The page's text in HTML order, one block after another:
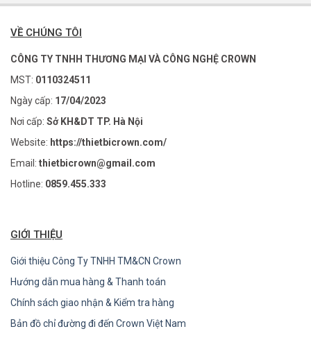
VỀ CHÚNG TÔI
CÔNG TY TNHH THƯƠNG MẠI VÀ CÔNG NGHỆ CROWN
MST: 0110324511
Ngày cấp: 17/04/2023
Nơi cấp: Sở KH&DT TP. Hà Nội
Website: https://thietbicrown.com/
Email: thietbicrown@gmail.com
Hotline: 0859.455.333
GIỚI THIỆU
Giới thiệu Công Ty TNHH TM&CN Crown
Hướng dẫn mua hàng & Thanh toán
Chính sách giao nhận & Kiểm tra hàng
Bản đồ chỉ đường đi đến Crown Việt Nam